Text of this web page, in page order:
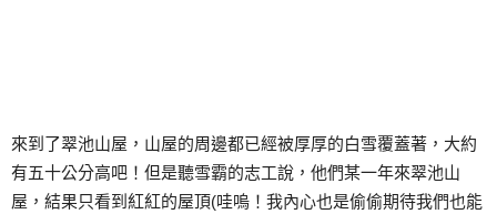
來到了翠池山屋，山屋的周邊都已經被厚厚的白雪覆蓋著，大約
有五十公分高吧！但是聽雪霸的志工說，他們某一年來翠池山
屋，結果只看到紅紅的屋頂(哇嗚！我內心也是偷偷期待我們也能